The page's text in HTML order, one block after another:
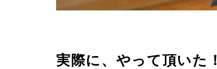
実際に、やって頂いた！